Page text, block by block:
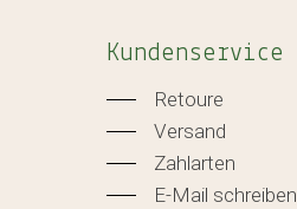
Kundenservice
Retoure
Versand
Zahlarten
E-Mail schreiben